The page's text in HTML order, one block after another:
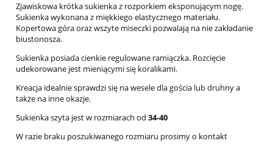
Zjawiskowa krótka sukienka z rozporkiem eksponującym nogę.
Sukienka wykonana z miękkiego elastycznego materiału.
Kopertowa góra oraz wszyte miseczki pozwalają na nie zakładanie
biustonosza.
Sukienka posiada cienkie regulowane ramiączka. Rozcięcie
udekorowane jest mieniącymi się koralikami.
Kreacja idealnie sprawdzi się na wesele dla gościa lub druhny a
także na inne okazje.
Sukienka szyta jest w rozmiarach od 34-40
W razie braku poszukiwanego rozmiaru prosimy o kontakt